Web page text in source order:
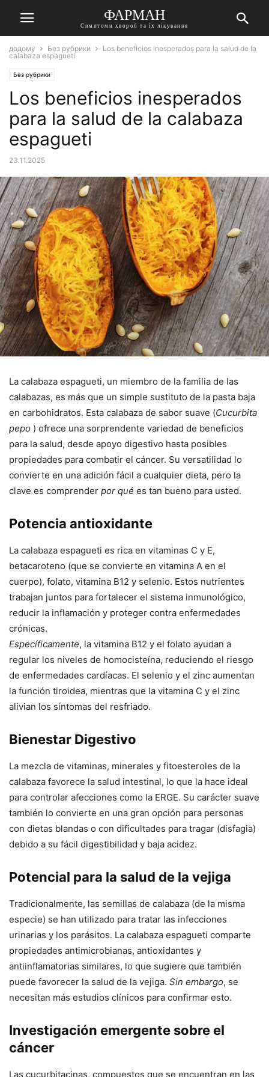
ФАРМАН
Симптоми хвороб та їх лікування
додому Без рубрики
Los beneficios inesperados para la salud de la
calabaza espagueti
Без рубрики
Los beneficios inesperados
para la salud de la calabaza
espagueti
23.11.2025
La calabaza espagueti, un miembro de la familia de las
calabazas, es más que un simple sustituto de la pasta baja
en carbohidratos. Esta calabaza de sabor suave (Cucurbita
pepo ) ofrece una sorprendente variedad de beneficios
para la salud, desde apoyo digestivo hasta posibles
propiedades para combatir el cáncer. Su versatilidad lo
convierte en una adición fácil a cualquier dieta, pero la
clave es comprender por qué es tan bueno para usted.
Potencia antioxidante
La calabaza espagueti es rica en vitaminas C y E,
betacaroteno (que se convierte en vitamina A en el
cuerpo), folato, vitamina B12 y selenio. Estos nutrientes
trabajan juntos para fortalecer el sistema inmunológico,
reducir la inflamación y proteger contra enfermedades
crónicas.
Específicamente, la vitamina B12 y el folato ayudan a
regular los niveles de homocisteína, reduciendo el riesgo
de enfermedades cardíacas. El selenio y el zinc aumentan
la función tiroidea, mientras que la vitamina C y el zinc
alivian los síntomas del resfriado.
Bienestar Digestivo
La mezcla de vitaminas, minerales y fitoesteroles de la
calabaza favorece la salud intestinal, lo que la hace ideal
para controlar afecciones como la ERGE. Su carácter suave
también lo convierte en una gran opción para personas
con dietas blandas o con dificultades para tragar (disfagia)
debido a su fácil digestibilidad y baja acidez.
Potencial para la salud de la vejiga
Tradicionalmente, las semillas de calabaza (de la misma
especie) se han utilizado para tratar las infecciones
urinarias y los parásitos. La calabaza espagueti comparte
propiedades antimicrobianas, antioxidantes y
antiinflamatorias similares, lo que sugiere que también
puede favorecer la salud de la vejiga. Sin embargo, se
necesitan más estudios clínicos para confirmar esto.
Investigación emergente sobre el
cáncer
Las cucurbitacinas, compuestos que se encuentran en las